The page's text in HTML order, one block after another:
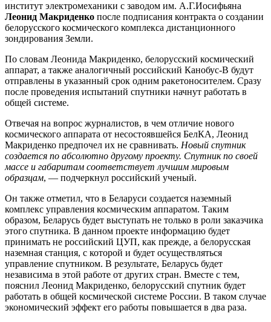
институт электромеханики с заводом им. А.Г.Иосифьяна
Леонид Макриденко после подписания контракта о создании
белорусского космического комплекса дистанционного
зондирования Земли.
По словам Леонида Макриденко, белорусский космический
аппарат, а также аналогичный российский Канобус-В будут
отправлены в указанный срок одним ракетоносителем. Сразу
после проведения испытаний спутники начнут работать в
общей системе.
Отвечая на вопрос журналистов, в чем отличие нового
космического аппарата от несостоявшейся БелКА, Леонид
Макриденко предпочел их не сравнивать. Новый спутник
создается по абсолютно другому проекту. Спутник по своей
массе и габаритам соответствует лучшим мировым
образцам, — подчеркнул российский ученый.
Он также отметил, что в Беларуси создается наземный
комплекс управления космическим аппаратом. Таким
образом, Беларусь будет выступать не только в роли заказчика
этого спутника. В данном проекте информацию будет
принимать не российский ЦУП, как прежде, а белорусская
наземная станция, с которой и будет осуществляться
управление спутником. В результате, Беларусь будет
независима в этой работе от других стран. Вместе с тем,
пояснил Леонид Макриденко, белорусский спутник будет
работать в общей космической системе России. В таком случае
экономический эффект его работы повышается в два раза.